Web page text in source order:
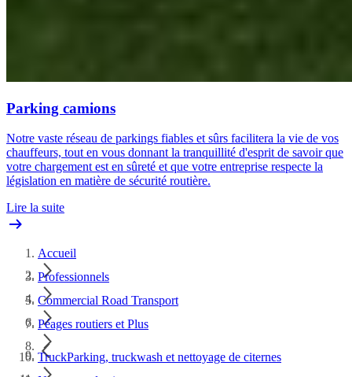
Parking camions
Notre vaste réseau de parkings fiables et sûrs facilitera la vie de vos
chauffeurs, tout en vous donnant la tranquillité d'esprit de savoir que
votre chargement est en sûreté et que votre entreprise respecte la
législation en matière de sécurité routière.
Lire la suite
Accueil
Professionnels
Commercial Road Transport
Péages routiers et Plus
TruckParking, truckwash et nettoyage de citernes